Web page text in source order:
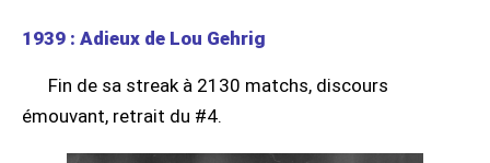
1939 : Adieux de Lou Gehrig
Fin de sa streak à 2130 matchs, discours
émouvant, retrait du #4.